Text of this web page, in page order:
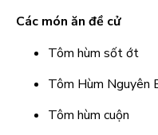
Các món ăn đề cử
Tôm hùm sốt ớt
Tôm Hùm Nguyên
Tôm hùm cuộn